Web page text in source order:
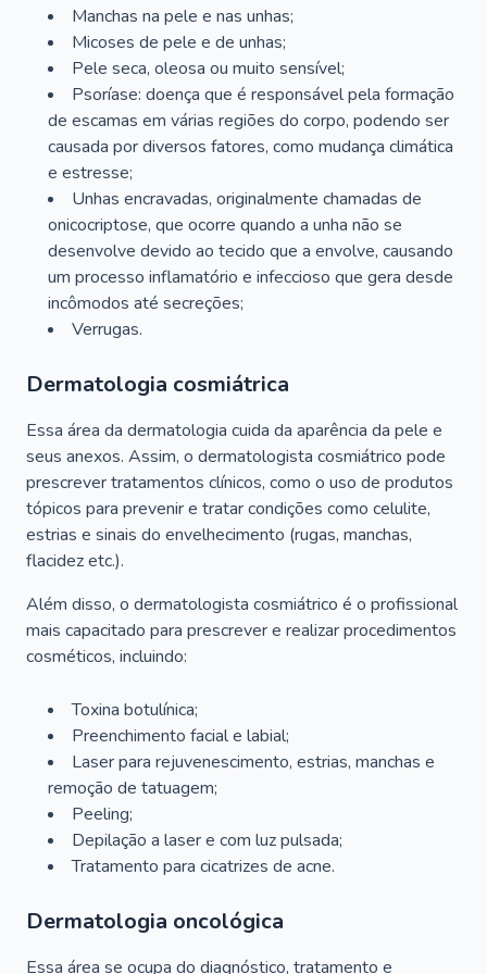
Manchas na pele e nas unhas;
Micoses de pele e de unhas;
Pele seca, oleosa ou muito sensível;
Psoríase: doença que é responsável pela formação
de escamas em várias regiões do corpo, podendo ser
causada por diversos fatores, como mudança climática
e estresse;
Unhas encravadas, originalmente chamadas de
onicocriptose, que ocorre quando a unha não se
desenvolve devido ao tecido que a envolve, causando
um processo inflamatório e infeccioso que gera desde
incômodos até secreções;
Verrugas.
Dermatologia cosmiátrica
Essa área da dermatologia cuida da aparência da pele e
seus anexos. Assim, o dermatologista cosmiátrico pode
prescrever tratamentos clínicos, como o uso de produtos
tópicos para prevenir e tratar condições como celulite,
estrias e sinais do envelhecimento (rugas, manchas,
flacidez etc.).
Além disso, o dermatologista cosmiátrico é o profissional
mais capacitado para prescrever e realizar procedimentos
cosméticos, incluindo:
Toxina botulínica;
Preenchimento facial e labial;
Laser para rejuvenescimento, estrias, manchas e
remoção de tatuagem;
Peeling;
Depilação a laser e com luz pulsada;
Tratamento para cicatrizes de acne.
Dermatologia oncológica
Essa área se ocupa do diagnóstico, tratamento e